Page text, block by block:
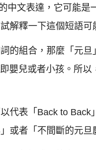
中文表達，它可能
解釋一下這個短語可
的組合，那麼「元
嬰兒或者小孩。所
代表「Back to
或者「不間斷的元旦